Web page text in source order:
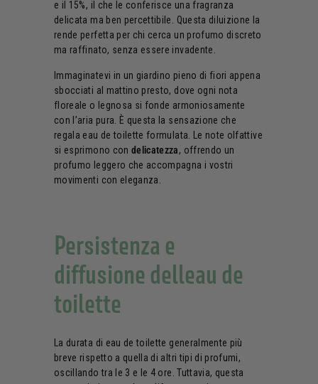
e il 15%, il che le conferisce una fragranza
delicata ma ben percettibile. Questa diluizione la
rende perfetta per chi cerca un profumo discreto
ma raffinato, senza essere invadente.
Immaginatevi in un giardino pieno di fiori appena
sbocciati al mattino presto, dove ogni nota
floreale o legnosa si fonde armoniosamente
con l’aria pura. È questa la sensazione che
regala eau de toilette formulata. Le note olfattive
si esprimono con delicatezza, offrendo un
profumo leggero che accompagna i vostri
movimenti con eleganza.
Persistenza e
diffusione delleau de
toilette
La durata di eau de toilette generalmente più
breve rispetto a quella di altri tipi di profumi,
oscillando tra le 3 e le 4 ore. Tuttavia, questa